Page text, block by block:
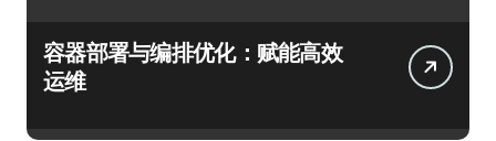
容器部署与编排优化：赋能高效
运维